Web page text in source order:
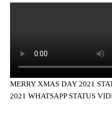
MERRY XMAS DAY 2021
2021 WHATSAPP STATUS